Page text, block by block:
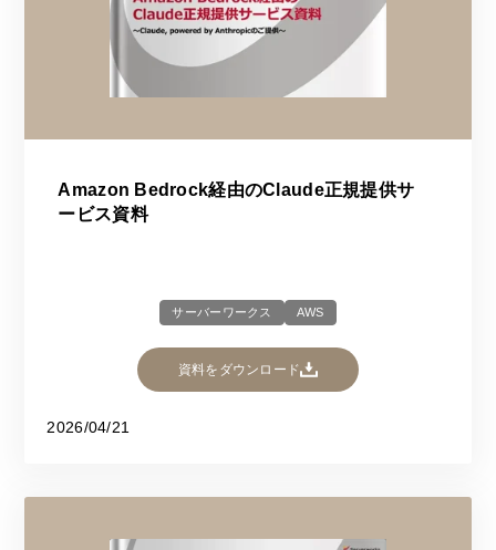
Amazon Bedrock経由のClaude正規提供サ
ービス資料
サーバーワークス AWS
資料をダウンロード
2026/04/21